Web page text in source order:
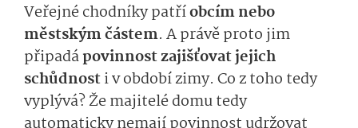
Veřejné chodníky patříobcím nebo
městským částem. A právě proto jim
připadápovinnost zajišťovat jejich
schůdnosti v období zimy. Co z toho tedy
vyplývá? Že majitelé domu tedy